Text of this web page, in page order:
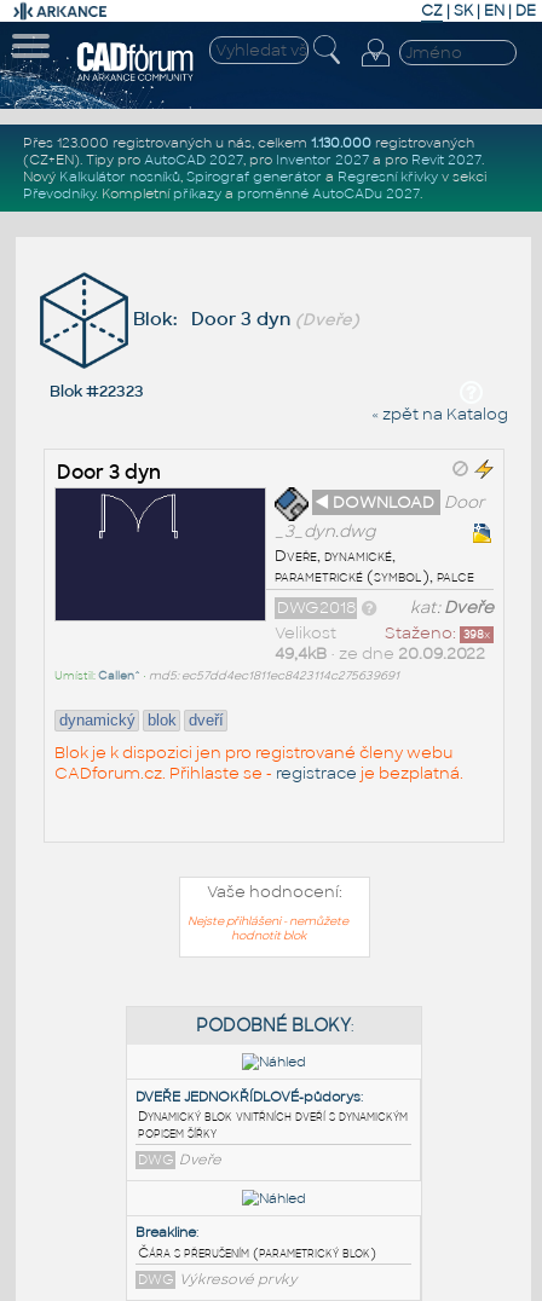
CZ | SK| EN | DE
Přes 123.000 registrovaných u nás, celkem 1.130.000registrovaných
(CZ+EN). Tipy pro AutoCAD 2027, pro Inventor 2027a pro Revit 2027.
Nový Kalkulátor nosníků, Spirograf generátor a Regresní křivkyv sekci
Převodníky. Kompletní příkazya proměnné AutoCADu 2027.
Blok: Door 3 dyn (Dveře)
Blok #22323
« zpět na Katalog
Door 3 dyn
◄ DOWNLOAD Door
_3_dyn.dwg
Dveře, dynamické,
parametrické (symbol), palce
kat:Dveře
DWG2018
Staženo: 398x
Velikost
49,4kB• ze dne 20.09.2022
Umístil:Callen^ • md5: ec57dd4ec1811ec8423114c275639691
dynamický blok dveří
Blok je k dispozici jen pro registrované členy webu
CADforum.cz. Přihlaste se - registrace je bezplatná.
Vaše hodnocení:
Nejste přihlášeni - nemůžete
hodnotit blok
PODOBNÉ BLOKY
DVEŘE JEDNOKŘÍDLOVÉ-půdorys